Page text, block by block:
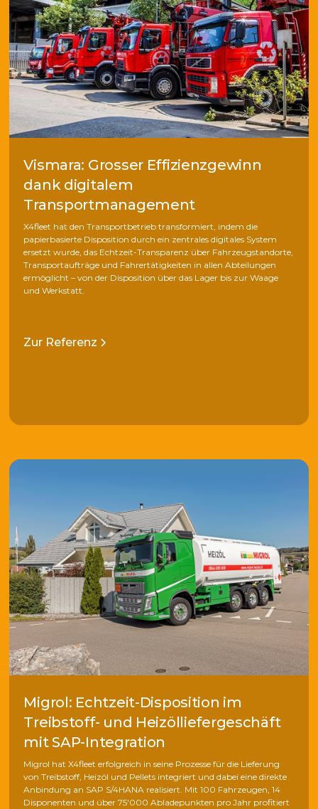
Vismara: Grosser Effizienzgewinn
dank digitalem
Transportmanagement
X4fleet hat den Transportbetrieb transformiert, indem die
papierbasierte Disposition durch ein zentrales digitales System
ersetzt wurde, das Echtzeit-Transparenz über Fahrzeugstandorte,
Transportaufträge und Fahrertätigkeiten in allen Abteilungen
ermöglicht – von der Disposition über das Lager bis zur Waage
und Werkstatt.
Zur Referenz
Migrol: Echtzeit-Disposition im
Treibstoff- und Heizölliefergeschäft
mit SAP-Integration
Migrol hat X4fleet erfolgreich in seine Prozesse für die Lieferung
von Treibstoff, Heizöl und Pellets integriert und dabei eine direkte
Anbindung an SAP S/4HANA realisiert. Mit 100 Fahrzeugen, 14
Disponenten und über 75'000 Abladepunkten pro Jahr profitiert